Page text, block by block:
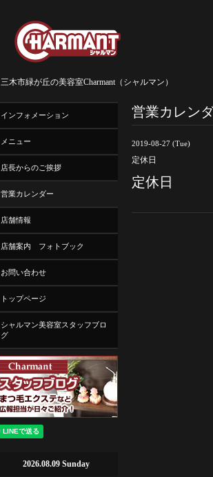
三木市緑が丘の美容室Charmant（シャルマン）
営業カレン
2019-08-27 (Tue)
定休日
定休日
インフォメーション
メニュー
店長からのご挨拶
営業カレンダー
店舗情報
店舗案内 フォトブック
お問い合わせ
トップページ
シャルマン美容室スタッフブロ
グ
2026.08.09 Sunday